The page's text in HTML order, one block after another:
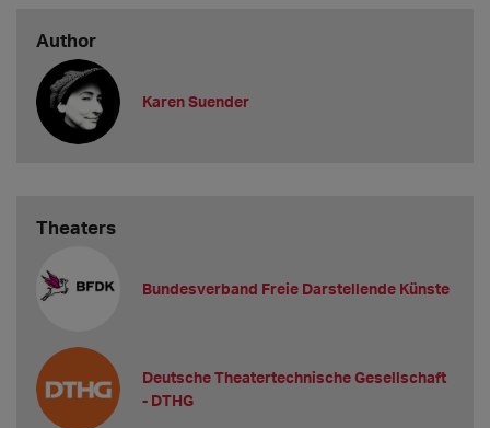
Author
Karen Suender
Theaters
Bundesverband Freie Darstellende Künste
Deutsche Theatertechnische Gesellschaft
- DTHG